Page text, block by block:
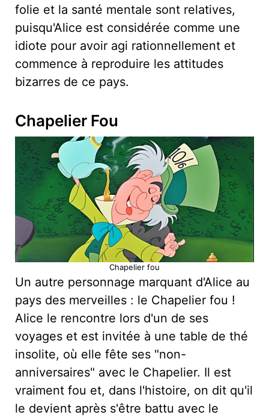
folie et la santé mentale sont relatives,
puisqu'Alice est considérée comme une
idiote pour avoir agi rationnellement et
commence à reproduire les attitudes
bizarres de ce pays.
Chapelier Fou
Chapelier fou
Un autre personnage marquant d'Alice au
pays des merveilles : le Chapelier fou !
Alice le rencontre lors d'un de ses
voyages et est invitée à une table de thé
insolite, où elle fête ses "non-
anniversaires" avec le Chapelier. Il est
vraiment fou et, dans l'histoire, on dit qu'il
le devient après s'être battu avec le